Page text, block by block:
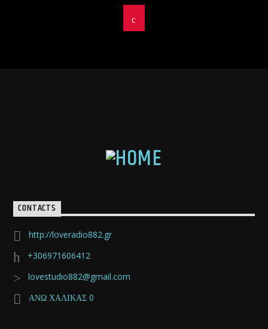
CONTACTS
http://loveradio882.gr
+306971606412
lovestudio882@gmail.com
ΑΝΩ ΧΑΛΙΚΑΣ 0